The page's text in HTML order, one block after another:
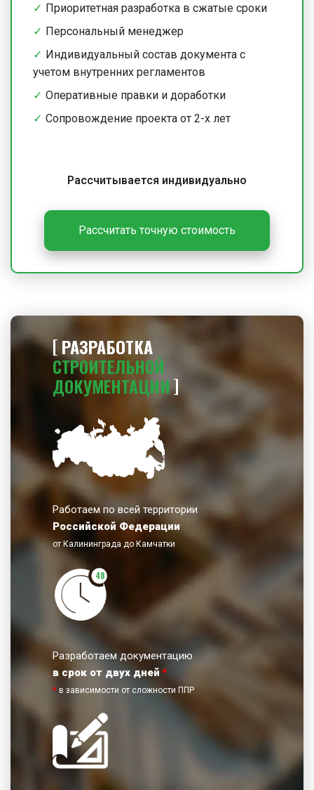
Приоритетная разработка в сжатые сроки
Персональный менеджер
Индивидуальный состав документа с
учетом внутренних регламентов
Оперативные правки и доработки
Сопровождение проекта от 2-х лет
Рассчитывается индивидуально
Рассчитать точную стоимость
РАЗРАБОТКА
СТРОИТЕЛЬНОЙ
ДОКУМЕНТАЦИИ
Работаем по всей территории
Российской Федерации
от Калининграда до Камчатки
48
Разработаем документацию
в срок от двух дней *
* в зависимости от сложности ППР